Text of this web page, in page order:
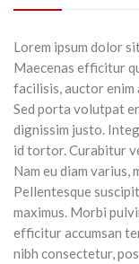
Lorem ipsum dolor
Maecenas efficitur
facilisis, auctor enim
Sed porta volutpat
dignissim justo.
id tortor. Curabitur
Nam eu diam varius,
Pellentesque
maximus. Morbi
efficitur accumsan
nibh consectetur,